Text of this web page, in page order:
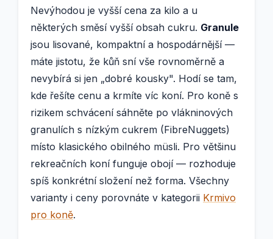
Nevýhodou je vyšší cena za kilo a u
některých směsí vyšší obsah cukru. Granule
jsou lisované, kompaktní a hospodárnější —
máte jistotu, že kůň sní vše rovnoměrně a
nevybírá si jen „dobré kousky". Hodí se tam,
kde řešíte cenu a krmíte víc koní. Pro koně s
rizikem schvácení sáhněte po vlákninových
granulích s nízkým cukrem (FibreNuggets)
místo klasického obilného müsli. Pro většinu
rekreačních koní funguje obojí — rozhoduje
spíš konkrétní složení než forma. Všechny
varianty i ceny porovnáte v kategorii Krmivo
pro koně.